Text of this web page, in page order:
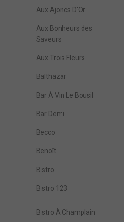
Aux Ajoncs D'Or
Aux Bonheurs des
Saveurs
Aux Trois Fleurs
Balthazar
Bar À Vin Le Bousil
Bar Demi
Becco
Benoît
Bistro
Bistro 123
Bistro À Champlain